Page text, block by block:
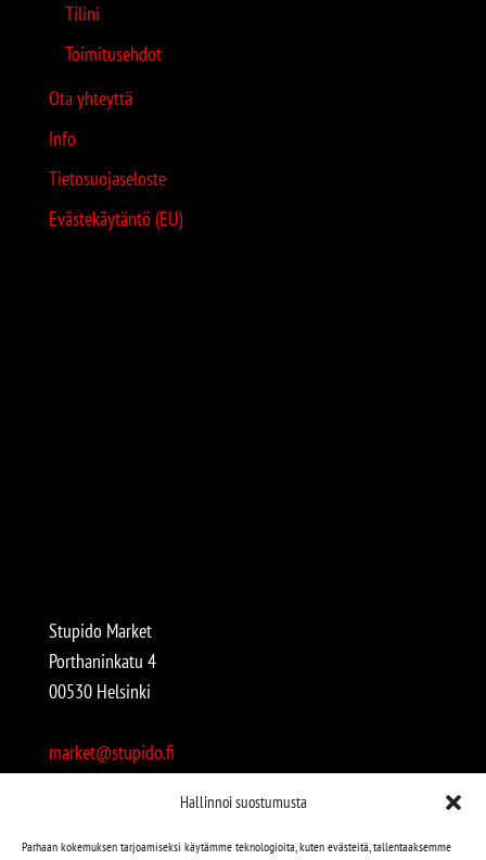
Hallinnoi suostumusta
Parhaan kokemuksen tarjoamiseksi käytämme teknologioita, kuten evästeitä, tallentaaksemme
Tilini
Toimitusehdot
Ota yhteyttä
Info
Tietosuojaseloste
Evästekäytäntö (EU)
Stupido Market
Porthaninkatu 4
00530 Helsinki
market@stupido.fi
Avoinna: